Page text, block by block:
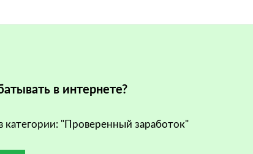
в интернете?
категории: "Проверенный заработок"